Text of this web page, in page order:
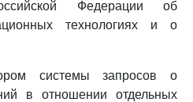
Федерации об
технологиях и о
системы запросов о
в отношении отдельных